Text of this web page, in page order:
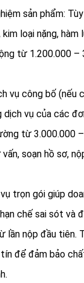
sản phẩm:
kim loại nặng,
từ 1.200.000 –
vụ công bố (nếu
dịch vụ của các
từ 3.000.000
soạn hồ sơ,
trọn gói giúp
chế sai sót và
lần nộp đầu tiên.
để đảm bảo